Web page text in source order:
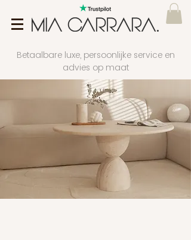
Betaalbare luxe, persoonlijke service en
advies op maat